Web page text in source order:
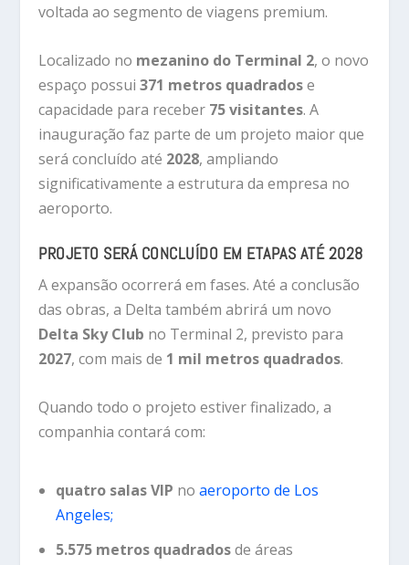
voltada ao segmento de viagens premium.
Localizado no mezanino do Terminal 2, o novo
espaço possui371 metros quadradose
capacidade para receber 75 visitantes. A
inauguração faz parte de um projeto maior que
será concluído até 2028, ampliando
significativamente a estrutura da empresa no
aeroporto.
PROJETO SERÁ CONCLUÍDO EM ETAPAS ATÉ 2028
A expansão ocorrerá em fases. Até a conclusão
das obras, a Delta também abrirá um novo
Delta Sky Club no Terminal 2, previsto para
2027, com mais de 1 mil metros quadrados.
Quando todo o projeto estiver finalizado, a
companhia contará com:
quatro salas VIP no aeroporto de Los
Angeles;
5.575 metros quadradosde áreas